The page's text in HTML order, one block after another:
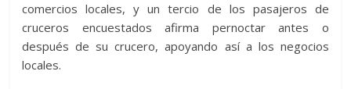
comercios locales, y un tercio de los pasajeros de
cruceros encuestados afirma pernoctar antes o
después de su crucero, apoyando así a los negocios
locales.